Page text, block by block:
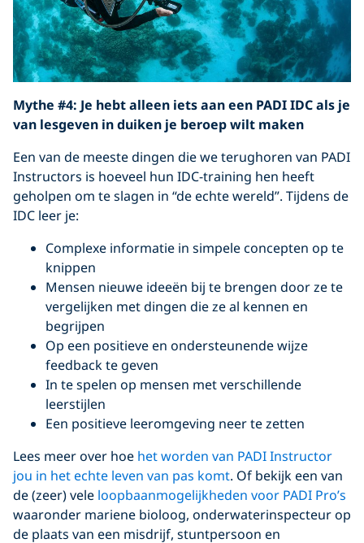
Mythe #4: Je hebt alleen iets aan een PADI IDC als je
van lesgeven in duiken je beroep wilt maken
Een van de meeste dingen die we terughoren van PADI
Instructors is hoeveel hun IDC-training hen heeft
geholpen om te slagen in “de echte wereld”. Tijdens de
IDC leer je:
Complexe informatie in simpele concepten op te
knippen
Mensen nieuwe ideeën bij te brengen door ze te
vergelijken met dingen die ze al kennen en
begrijpen
Op een positieve en ondersteunende wijze
feedback te geven
In te spelen op mensen met verschillende
leerstijlen
Een positieve leeromgeving neer te zetten
Lees meer over hoe het worden van PADI Instructor
jou in het echte leven van pas komt. Of bekijk een van
de (zeer) vele loopbaanmogelijkheden voor PADI Pro’s
waaronder mariene bioloog, onderwaterinspecteur op
de plaats van een misdrijf, stuntpersoon en